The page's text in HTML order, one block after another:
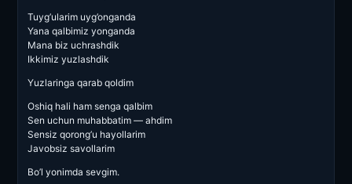
Tuyg’ularim uyg’onganda
Yana qalbimiz yonganda
Mana biz uchrashdik
Ikkimiz yuzlashdik
Yuzlaringa qarab qoldim
Oshiq hali ham senga qalbim
Sen uchun muhabbatim — ahdim
Sensiz qorong’u hayollarim
Javobsiz savollarim
Bo’l yonimda sevgim.